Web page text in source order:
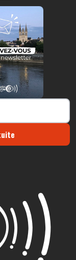
https://radio-g.fr?17118